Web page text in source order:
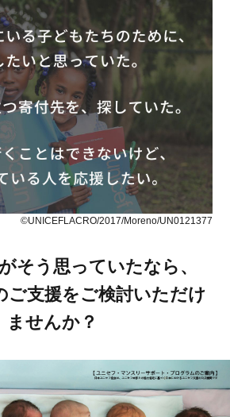
©UNICEFLACRO/2017/Moreno/UN0121377
そう思っていたなら、
ご支援をご検討いただけ
ませんか？